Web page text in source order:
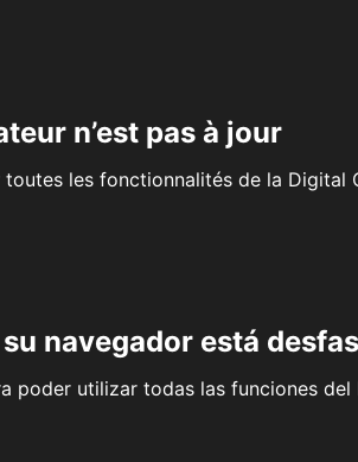
n’est pas à jour
les fonctionnalités de la Digital
navegador está
poder utilizar todas las funciones